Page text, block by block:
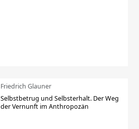
Friedrich Glauner
Selbstbetrug und Selbsterhalt. Der Weg
der Vernunft im Anthropozän